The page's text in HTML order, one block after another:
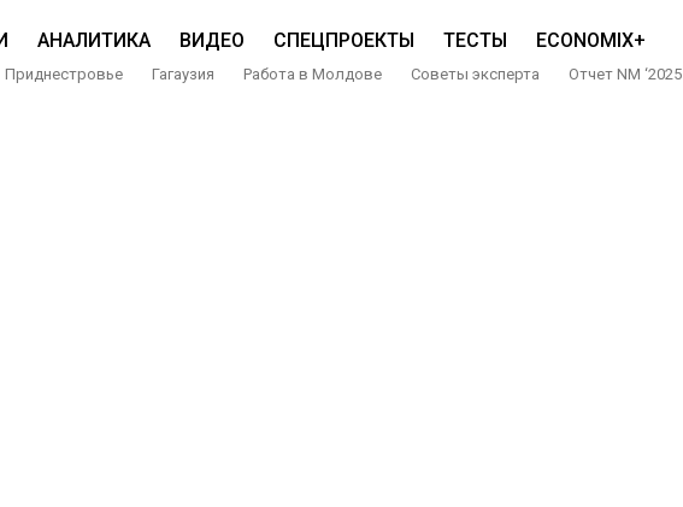
АНАЛИТИКА ВИДЕО СПЕЦПРОЕКТЫ ТЕСТЫ ECONOMIX+
Приднестровье Гагаузия Работа в Молдове Советы эксперта Отчет NM ‘2025